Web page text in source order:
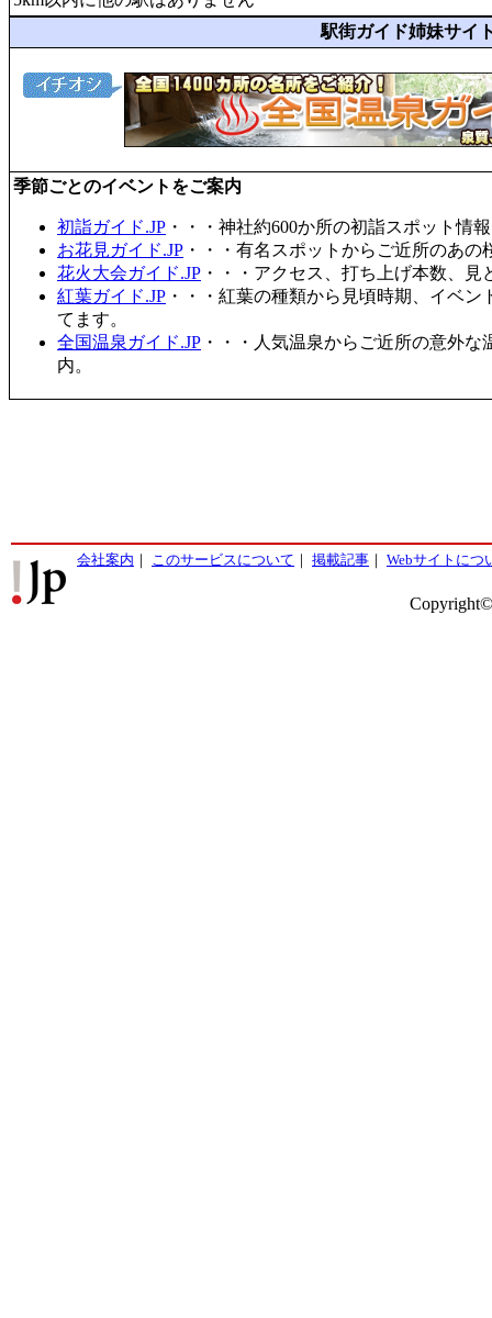
駅街ガイド姉妹サイ
季節ごとのイベントをご案内
初詣ガイド.JP ・・・神社約600か所の初詣スポット情
お花見ガイド.JP ・・・有名スポットからご近所のあ
花火大会ガイド.JP ・・・アクセス、打ち上げ本数、
紅葉ガイド.JP ・・・紅葉の種類から見頃時期、イベ
てます。
全国温泉ガイド.JP ・・・人気温泉からご近所の意外
内。
会社案内 ｜ このサービスについて ｜ 掲載記事 ｜ Webサイトにつ